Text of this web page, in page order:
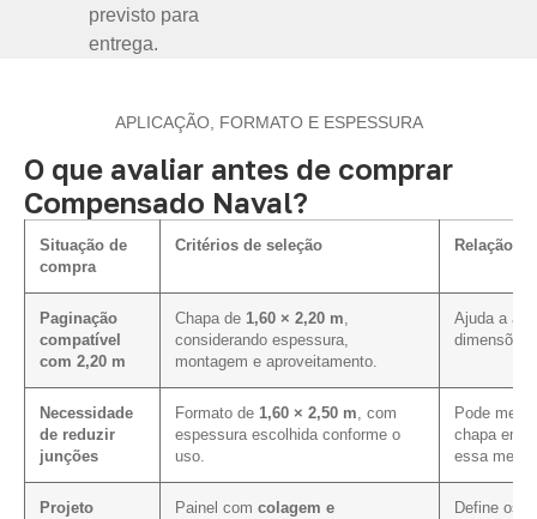
previsto para
entrega.
APLICAÇÃO, FORMATO E ESPESSURA
O que avaliar antes de comprar
Compensado Naval?
Situação de
compra
Critérios de seleção Relação
Paginação
compatível
com 2,20 m
Chapa de 1,60 × 2,20 m
considerando espessura,
montagem e aproveitamento.
Ajuda a
dimensões
Necessidade
de reduzir
junções
Formato de 1,60 × 2,50 m , com
espessura escolhida conforme o
uso.
Pode
chapa em
essa
Projeto
Painel com colagem e
Define os